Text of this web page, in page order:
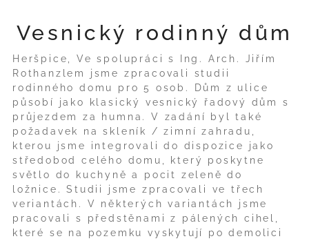
Vesnický rodinný dům
Heršpice, Ve spolupráci s Ing. Arch. Jiřím
Rothanzlem jsme zpracovali studii
rodinného domu pro 5 osob. Dům z ulice
působí jako klasický vesnický řadový dům s
průjezdem za humna. V zadání byl také
požadavek na skleník / zimní zahradu,
kterou jsme integrovali do dispozice jako
středobod celého domu, který poskytne
světlo do kuchyně a pocit zeleně do
ložnice. Studii jsme zpracovali ve třech
veriantách. V některých variantách jsme
pracovali s předstěnami z pálených cihel,
které se na pozemku vyskytují po demolici